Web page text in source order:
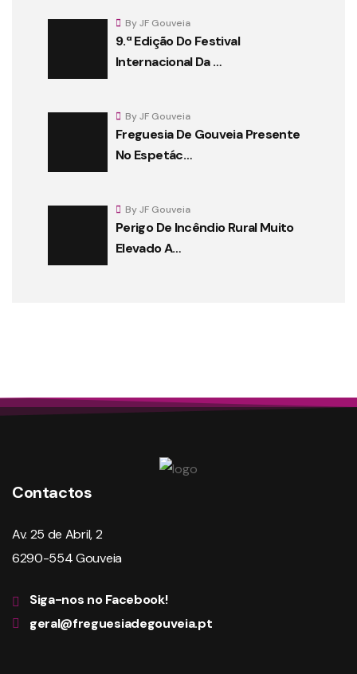
9.ª Edição Do Festival
Internacional Da …
By JF Gouveia
Freguesia De Gouveia Presente
No Espetác…
By JF Gouveia
Perigo De Incêndio Rural Muito
Elevado A…
By JF Gouveia
Contactos
Av. 25 de Abril, 2
6290-554 Gouveia
Siga-nos no Facebook!
geral@freguesiadegouveia.pt